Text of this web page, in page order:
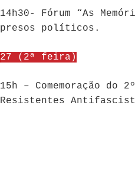
14h30- Fórum “As
presos políticos.
27 (2ª feira)
15h – Comemoração do
Resistentes